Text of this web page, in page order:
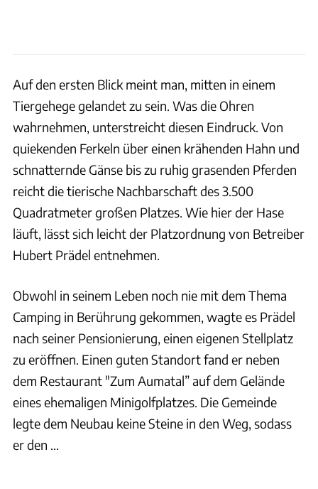
Auf den ersten Blick meint man, mitten in einem
Tiergehege gelandet zu sein. Was die Ohren
wahrnehmen, unterstreicht diesen Eindruck. Von
quiekenden Ferkeln über einen krähenden Hahn und
schnatternde Gänse bis zu ruhig grasenden Pferden
reicht die tierische Nachbarschaft des 3.500
Quadratmeter großen Platzes. Wie hier der Hase
läuft, lässt sich leicht der Platzordnung von Betreiber
Hubert Prädel entnehmen.
Obwohl in seinem Leben noch nie mit dem Thema
Camping in Berührung gekommen, wagte es Prädel
nach seiner Pensionierung, einen eigenen Stellplatz
zu eröffnen. Einen guten Standort fand er neben
dem Restaurant "Zum Aumatal” auf dem Gelände
eines ehemaligen Minigolfplatzes. Die Gemeinde
legte dem Neubau keine Steine in den Weg, sodass
er den ...